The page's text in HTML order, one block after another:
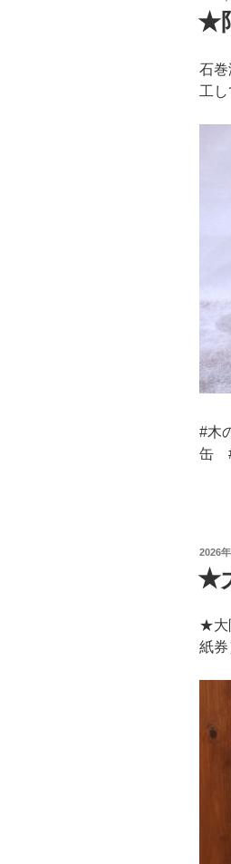
稿
日:
★
石
工し
#木
缶
投
稿
日:
2026
★
★大
紙